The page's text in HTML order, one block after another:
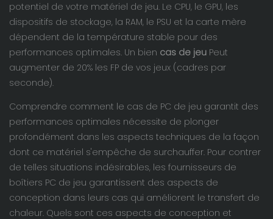
potentiel de votre matériel de jeu. Le CPU, le GPU, les
dispositifs de stockage, la RAM, le PSU et la carte mère
dépendent de la température stable pour des
performances optimales. Un bien cas de jeu Peut
augmenter de 20% les FP de vos jeux (cadres par
seconde).
Comprendre comment le cas de PC de jeu garantit des
performances optimales nécessite de plonger
profondément dans les aspects techniques de la façon
dont ce matériel s'empêche de surchauffer. Pour contrer
de telles situations indésirables, les fournisseurs de
boîtiers PC de jeu garantissent des aspects de
conception dans leurs cas qui améliorent le transfert de
chaleur. Quels sont ces aspects de conception et